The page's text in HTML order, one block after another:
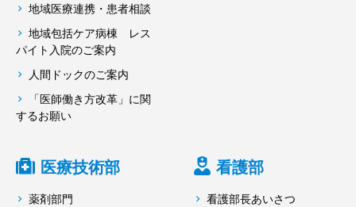
地域医療連携・患者相談
地域包括ケア病棟 レス
パイト入院のご案内
人間ドックのご案内
「医師働き方改革」に関
するお願い
医療技術部
薬剤部門
看護部
看護部長あいさつ